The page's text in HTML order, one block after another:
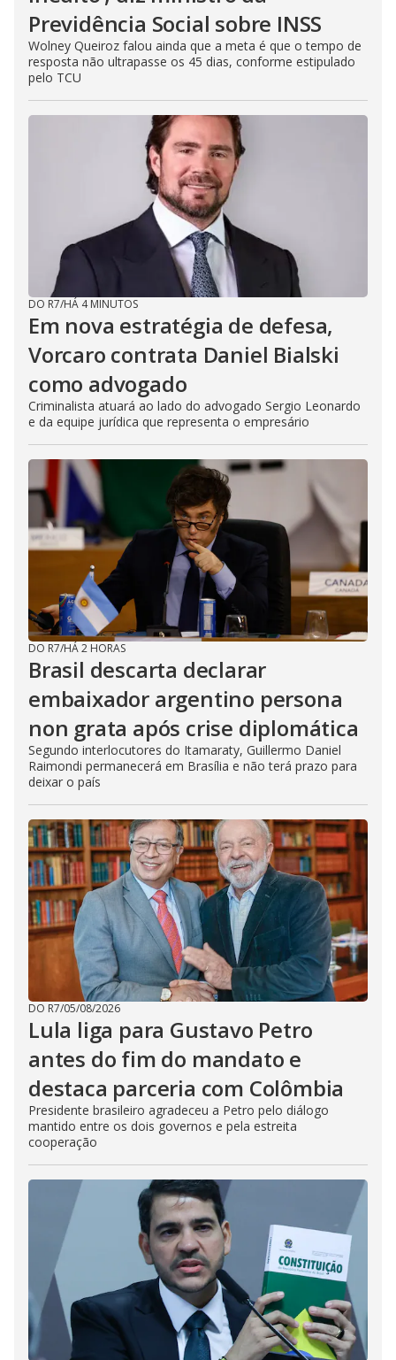
Previdência Social sobre INSS
Wolney Queiroz falou ainda que a meta é que o tempo de
resposta não ultrapasse os 45 dias, conforme estipulado
pelo TCU
DO R7/HÁ 4 MINUTOS
Em nova estratégia de defesa,
Vorcaro contrata Daniel Bialski
como advogado
Criminalista atuará ao lado do advogado Sergio Leonardo
e da equipe jurídica que representa o empresário
DO R7/HÁ 2 HORAS
Brasil descarta declarar
embaixador argentino persona
non grata após crise diplomática
Segundo interlocutores do Itamaraty, Guillermo Daniel
Raimondi permanecerá em Brasília e não terá prazo para
deixar o país
DO R7/05/08/2026
Lula liga para Gustavo Petro
antes do fim do mandato e
destaca parceria com Colômbia
Presidente brasileiro agradeceu a Petro pelo diálogo
mantido entre os dois governos e pela estreita
cooperação